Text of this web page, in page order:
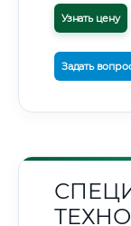
Узнать цену
Задать